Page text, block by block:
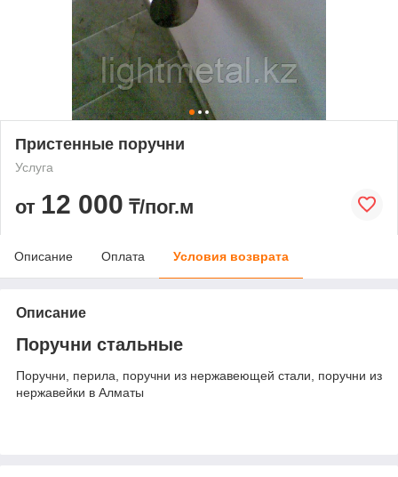
Пристенные поручни
Услуга
от 12 000 ₸/пог.м
Описание Оплата Условия возврата
Описание
Поручни стальные
Поручни, перила, поручни из нержавеющей стали, поручни из
нержавейки в Алматы